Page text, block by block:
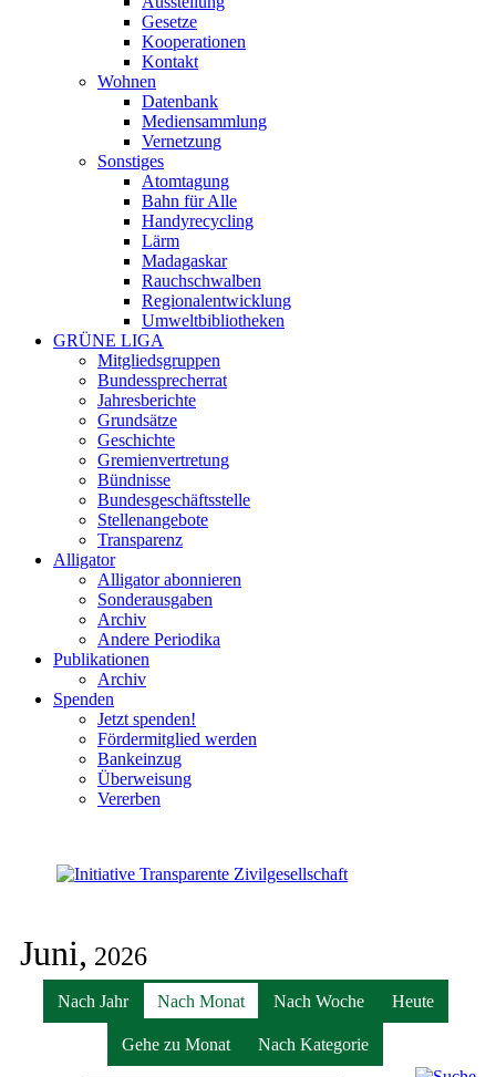
Gesetze
Kooperationen
Kontakt
Wohnen
Datenbank
Mediensammlung
Vernetzung
Sonstiges
Atomtagung
Bahn für Alle
Handyrecycling
Lärm
Madagaskar
Rauchschwalben
Regionalentwicklung
Umweltbibliotheken
GRÜNE LIGA
Mitgliedsgruppen
Bundessprecherrat
Jahresberichte
Grundsätze
Geschichte
Gremienvertretung
Bündnisse
Bundesgeschäftsstelle
Stellenangebote
Transparenz
Alligator
Alligator abonnieren
Sonderausgaben
Archiv
Andere Periodika
Publikationen
Archiv
Spenden
Jetzt spenden!
Fördermitglied werden
Bankeinzug
Überweisung
Vererben
Juni, 2026
Nach Jahr Nach Monat Nach Woche Heute
Gehe zu Monat Nach Kategorie